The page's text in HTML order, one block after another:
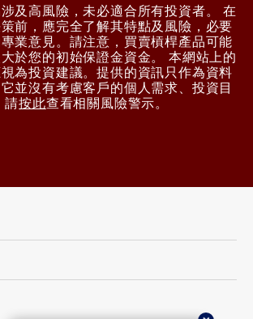
及高風險，未必適合所有投資者。 在
前，應完全了解其特點及風險，必要
業意見。請注意，買賣槓桿產品可能
於您的初始保證金資金。 本網站上的
為投資建議。提供的資訊只作為資料
並沒有考慮客戶的個人需求、投資目
請按此查看相關風險警示。